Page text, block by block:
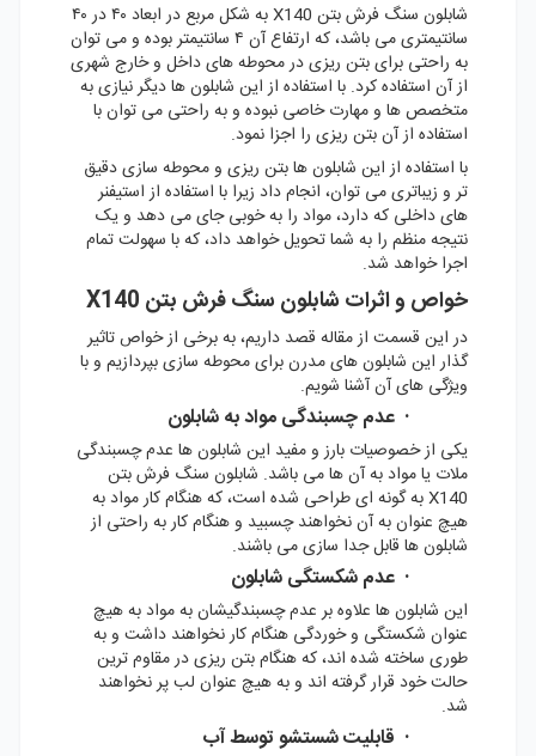
شابلون سنگ فرش بتن X140 به شکل مربع در ابعاد ۴۰ در ۴۰
سانتیمتری می باشد، که ارتفاع آن ۴ سانتیمتر بوده و می توان
به راحتی برای بتن ریزی در محوطه های داخل و خارج شهری
از آن استفاده کرد. با استفاده از این شابلون ها دیگر نیازی به
متخصص ها و مهارت خاصی نبوده و به راحتی می توان با
استفاده از آن بتن ریزی را اجزا نمود.
با استفاده از این شابلون ها بتن ریزی و محوطه سازی دقیق
تر و زیباتری می توان، انجام داد زیرا با استفاده از استیفنر
های داخلی که دارد، مواد را به خوبی جای می دهد و یک
نتیجه منظم را به شما تحویل خواهد داد، که با سهولت تمام
اجرا خواهد شد.
خواص و اثرات شابلون سنگ فرش بتن X140
در این قسمت از مقاله قصد داریم، به برخی از خواص تاثیر
گذار این شابلون های مدرن برای محوطه سازی بپردازیم و با
ویژگی های آن آشنا شویم.
· عدم چسبندگی مواد به شابلون
یکی از خصوصیات بارز و مفید این شابلون ها عدم چسبندگی
ملات یا مواد به آن ها می باشد. شابلون سنگ فرش بتن
X140 به گونه ای طراحی شده است، که هنگام کار مواد به
هیچ عنوان به آن نخواهند چسبید و هنگام کار به راحتی از
شابلون ها قابل جدا سازی می باشند.
· عدم شکستگی شابلون
این شابلون ها علاوه بر عدم چسبندگیشان به مواد به هیچ
عنوان شکستگی و خوردگی هنگام کار نخواهند داشت و به
طوری ساخته شده اند، که هنگام بتن ریزی در مقاوم ترین
حالت خود قرار گرفته اند و به هیچ عنوان لب پر نخواهند
شد.
· قابلیت شستشو توسط آب